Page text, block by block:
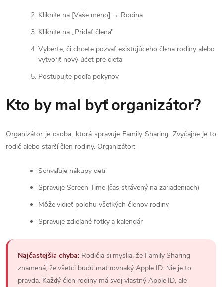
Kliknite na [Vaše meno] → Rodina
Kliknite na „Pridať člena"
Vyberte, či chcete pozvať existujúceho člena rodiny alebo
vytvoriť nový účet pre dieťa
Postupujte podľa pokynov
Kto by mal byť organizátor?
Organizátor je osoba, ktorá spravuje Family Sharing. Zvyčajne je to
rodič alebo starší člen rodiny. Organizátor:
Schvaľuje nákupy detí
Spravuje Screen Time (čas strávený na zariadeniach)
Môže vidieť polohu všetkých členov rodiny
Spravuje zdieľané fotky a kalendár
Najčastejšia chyba: Rodičia si myslia, že Family Sharing
znamená, že všetci budú mať rovnaký Apple ID. Nie je to
pravda. Každý člen rodiny má svoj vlastný Apple ID, ale